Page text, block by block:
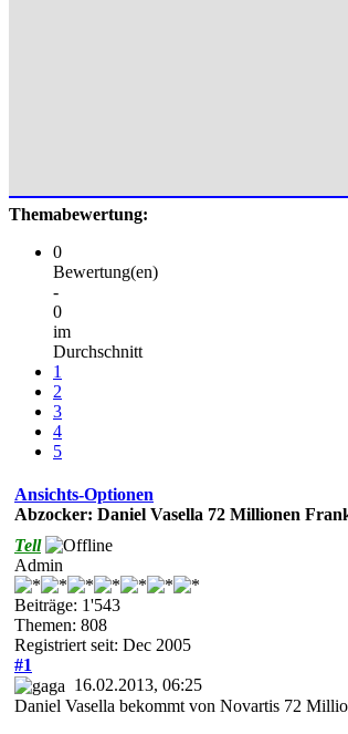
Themabewertung:
0
Bewertung(en)
-
0
im
Durchschnitt
1
2
3
4
5
Ansichts-Optionen
Abzocker: Daniel Vasella 72 Millionen
Tell
Admin
Beiträge: 1'543
Themen: 808
Registriert seit: Dec 2005
#1
16.02.2013, 06:25
Daniel Vasella bekommt von Novartis 72